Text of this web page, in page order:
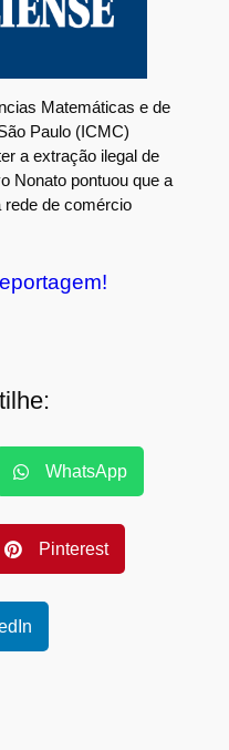
Matemáticas e de
Paulo (ICMC)
a extração ilegal de
Nonato pontuou que a
rede de comércio
WhatsApp
Pinterest